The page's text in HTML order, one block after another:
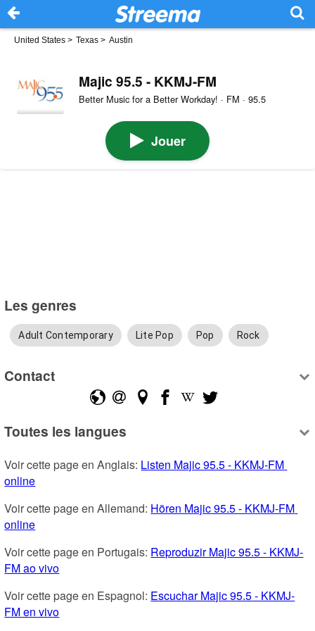
United States > Texas > Austin
Majic 95.5 - KKMJ-FM
Better Music for a Better Workday! · FM · 95.5
Jouer
Les genres
Adult Contemporary Lite Pop Pop Rock
Contact
Toutes les langues
Voir cette page en Anglais: Listen Majic 95.5 - KKMJ-FM
online
Voir cette page en Allemand: Hören Majic 95.5 - KKMJ-FM
online
Voir cette page en Portugais: Reproduzir Majic 95.5 - KKMJ-
FM ao vivo
Voir cette page en Espagnol: Escuchar Majic 95.5 - KKMJ-
FM en vivo